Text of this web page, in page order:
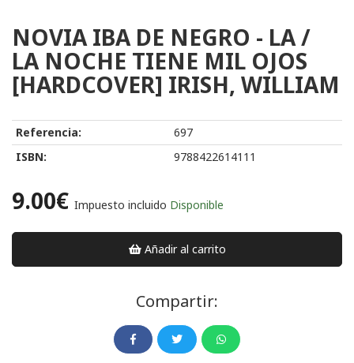
NOVIA IBA DE NEGRO - LA /
LA NOCHE TIENE MIL OJOS
[HARDCOVER] IRISH, WILLIAM
Referencia:
697
ISBN:
9788422614111
9.00€ Impuesto incluido Disponible
Añadir al carrito
Compartir: